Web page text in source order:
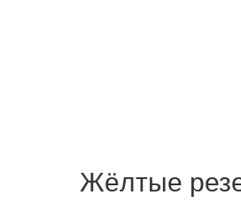
Жёлтые